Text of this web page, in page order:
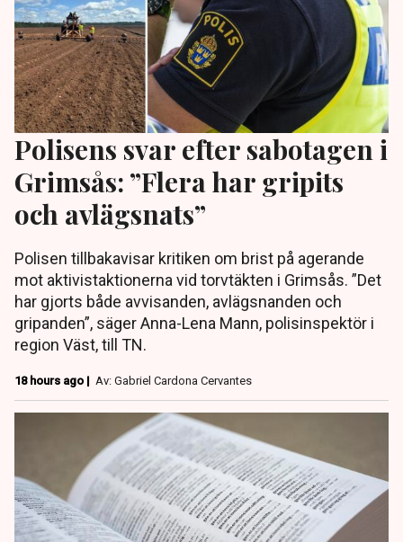
Polisens svar efter sabotagen i
Grimsås: ”Flera har gripits
och avlägsnats”
Polisen tillbakavisar kritiken om brist på agerande
mot aktivistaktionerna vid torvtäkten i Grimsås. ”Det
har gjorts både avvisanden, avlägsnanden och
gripanden”, säger Anna-Lena Mann, polisinspektör i
region Väst, till TN.
18 hours ago | Av: Gabriel Cardona Cervantes